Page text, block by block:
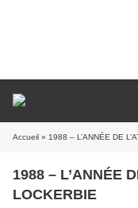
Accueil » 1988 – L’ANNÉE DE
1988 – L’ANNÉE
LOCKERBIE